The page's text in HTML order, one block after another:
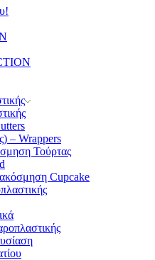
– Wrappers
Τούρτας
Cupcake